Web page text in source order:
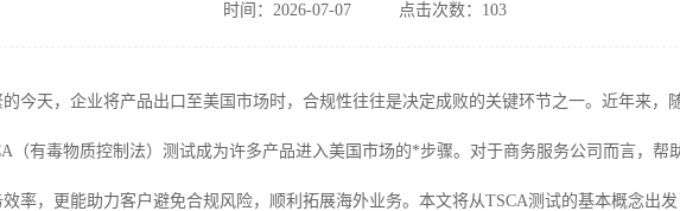
时间：2026-07-07 点击次数：103
今天，企业将产品出口至美国市场时，合规性往往是决定成败的关键环节之一。近年来，
（有毒物质控制法）测试成为许多产品进入美国市场的*步骤。对于商务服务公司而言，帮
率，更能助力客户避免合规风险，顺利拓展海外业务。本文将从TSCA测试的基本概念出